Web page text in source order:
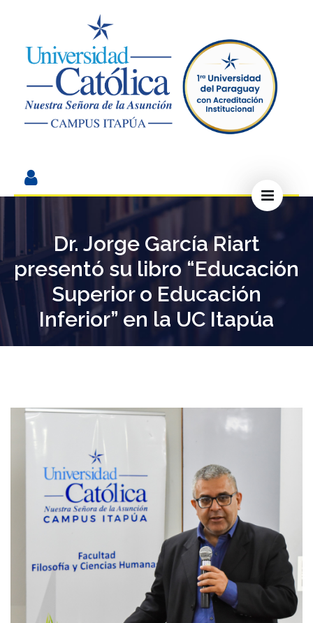
Dr. Jorge García Riart
presentó su libro “Educación
Superior o Educación
Inferior” en la UC Itapúa